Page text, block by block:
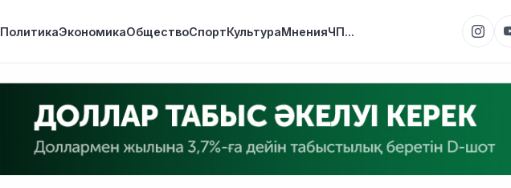
ПолитикаЭкономикаОбществоСпортКультураМненияЧП...